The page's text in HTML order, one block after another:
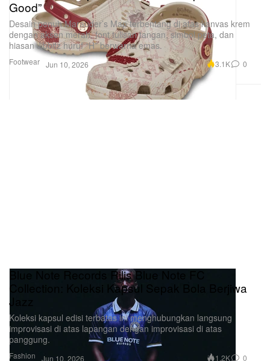
Footwear
Good”
Desain penuh Marauder’s Map terbentang di atas kanvas krem
dengan aksen merah, font tulisan tangan, simbol peta, dan
hiasan Jibbitz huruf “H” berwarna emas.
Jun 10, 2026 3.1K 0
Fashion
Blue Note Records Rilis Blue Note FC
Collection: Koleksi Kapsul Sepak Bola Berjiwa
Jazz
Koleksi kapsul edisi terbatas ini menghubungkan langsung
improvisasi di atas lapangan dengan improvisasi di atas
panggung.
Jun 10, 2026 1.2K 0